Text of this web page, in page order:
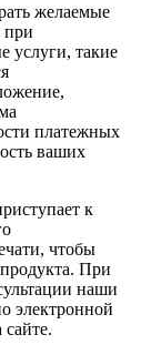
желаемые
при
услуги, такие
платежных
ваших
к
чтобы
При
наши
электронной